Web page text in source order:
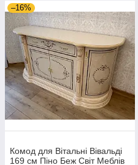
–16%
Комод для Вітальні Вівальді
169 см Піно Беж Світ Меблів